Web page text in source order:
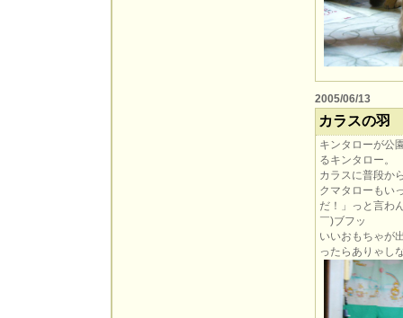
2005/06/13
カラスの羽
キンタローが公
るキンタロー。
カラスに普段か
クマタローもい
だ！」っと言わ
￣)ブフッ
いいおもちゃが
ったらありゃし